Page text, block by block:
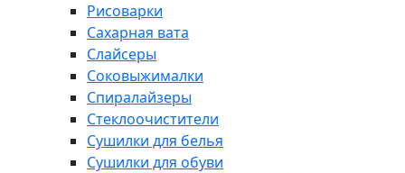
Рисоварки
Сахарная вата
Слайсеры
Соковыжималки
Спиралайзеры
Стеклоочистители
Сушилки для белья
Сушилки для обуви